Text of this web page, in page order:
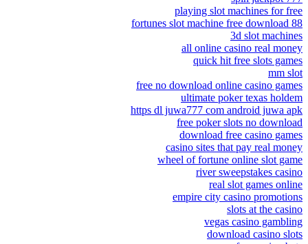
playing slot machines for free
88 fortunes slot machine free download
3d slot machines
all online casino real money
quick hit free slots games
mm slot
free no download online casino games
ultimate poker texas holdem
https dl juwa777 com android juwa apk
free poker slots no download
download free casino games
casino sites that pay real money
wheel of fortune online slot game
river sweepstakes casino
real slot games online
empire city casino promotions
slots at the casino
vegas casino gambling
download casino slots